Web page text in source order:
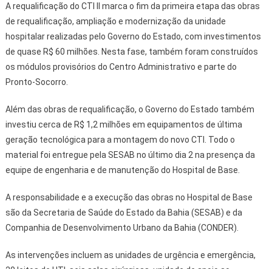
A requalificação do CTI II marca o fim da primeira etapa das obras
de requalificação, ampliação e modernização da unidade
hospitalar realizadas pelo Governo do Estado, com investimentos
de quase R$ 60 milhões. Nesta fase, também foram construídos
os módulos provisórios do Centro Administrativo e parte do
Pronto-Socorro.
Além das obras de requalificação, o Governo do Estado também
investiu cerca de R$ 1,2 milhões em equipamentos de última
geração tecnológica para a montagem do novo CTI. Todo o
material foi entregue pela SESAB no último dia 2 na presença da
equipe de engenharia e de manutenção do Hospital de Base.
A responsabilidade e a execução das obras no Hospital de Base
são da Secretaria de Saúde do Estado da Bahia (SESAB) e da
Companhia de Desenvolvimento Urbano da Bahia (CONDER).
As intervenções incluem as unidades de urgência e emergência,